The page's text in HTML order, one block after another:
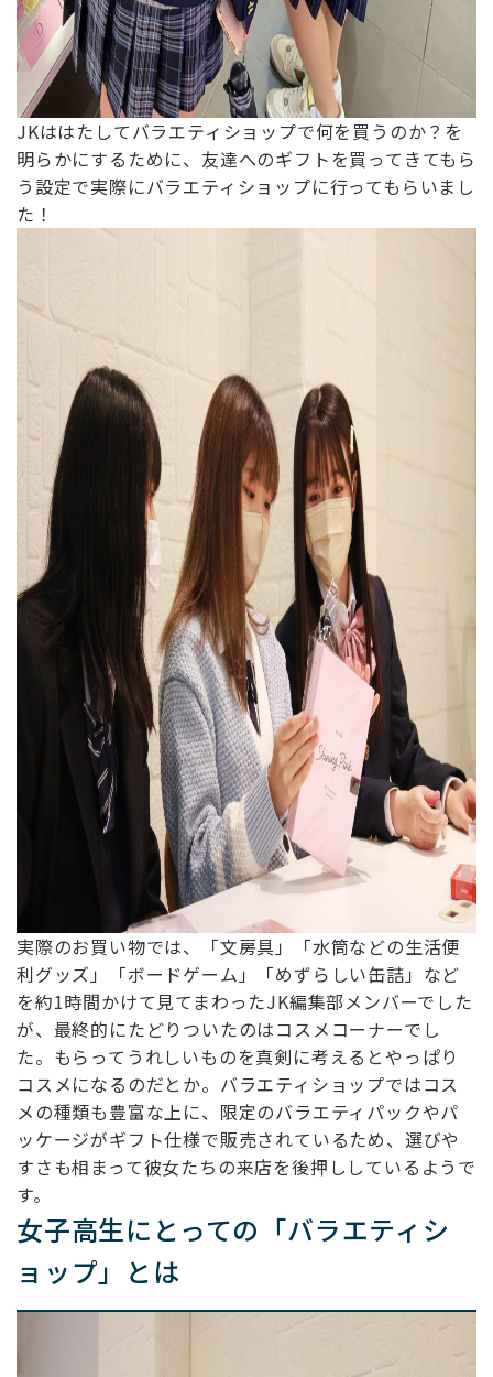
JKははたしてバラエティショップで何を買うのか？を
明らかにするために、友達へのギフトを買ってきてもら
う設定で実際にバラエティショップに行ってもらいまし
た！
実際のお買い物では、「文房具」「水筒などの生活便
利グッズ」「ボードゲーム」「めずらしい缶詰」など
を約1時間かけて見てまわったJK編集部メンバーでした
が、最終的にたどりついたのはコスメコーナーでし
た。もらってうれしいものを真剣に考えるとやっぱり
コスメになるのだとか。バラエティショップではコス
メの種類も豊富な上に、限定のバラエティパックやパ
ッケージがギフト仕様で販売されているため、選びや
すさも相まって彼女たちの来店を後押ししているようで
す。
女子高生にとっての「バラエティシ
ョップ」とは